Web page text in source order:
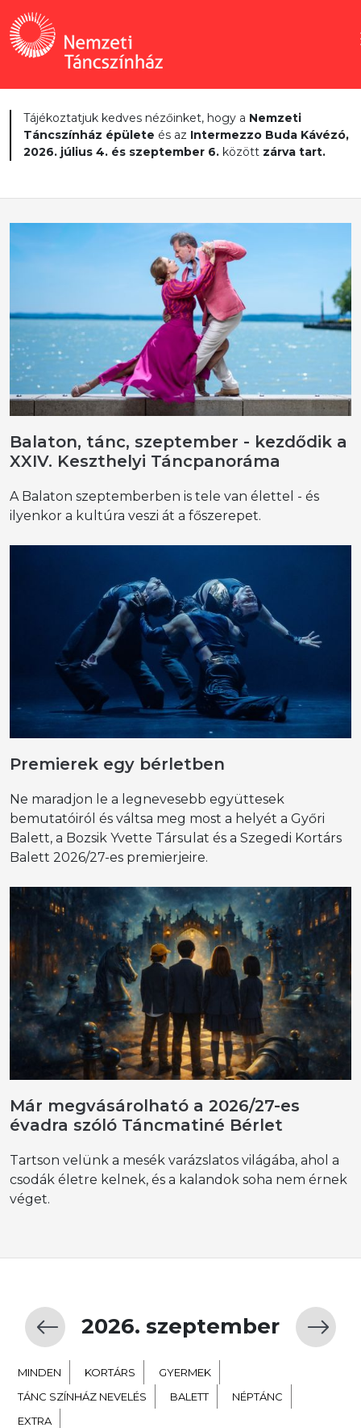
Tájékoztatjuk kedves nézőinket, hogy a Nemzeti
Táncszínház épülete és az Intermezzo Buda Kávézó,
2026. július 4. és szeptember 6. között zárva tart.
Balaton, tánc, szeptember - kezdődik a
XXIV. Keszthelyi Táncpanoráma
A Balaton szeptemberben is tele van élettel - és
ilyenkor a kultúra veszi át a főszerepet.
Premierek egy bérletben
Ne maradjon le a legnevesebb együttesek
bemutatóiról és váltsa meg most a helyét a Győri
Balett, a Bozsik Yvette Társulat és a Szegedi Kortárs
Balett 2026/27-es premierjeire.
Már megvásárolható a 2026/27-es
évadra szóló Táncmatiné Bérlet
Tartson velünk a mesék varázslatos világába, ahol a
csodák életre kelnek, és a kalandok soha nem érnek
véget.
2026. szeptember
MINDEN KORTÁRS
GYERMEK
TÁNC SZÍNHÁZ NEVELÉS
BALETT
NÉPTÁNC
EXTRA